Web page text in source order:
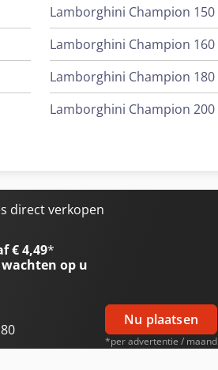
Lamborghini Champion 150
Lamborghini Champion 160
Lamborghini Champion 180
Lamborghini Champion 200
direct verkopen
€ 4,49*
wachten op u
Nu plaatsen
*per advertentie / maand